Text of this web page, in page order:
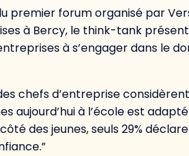
du premier forum organisé par
à Bercy, le think-tank
à s’engager dans le
chefs d’entreprise
aujourd’hui à l’école est
des jeunes, seuls 29%